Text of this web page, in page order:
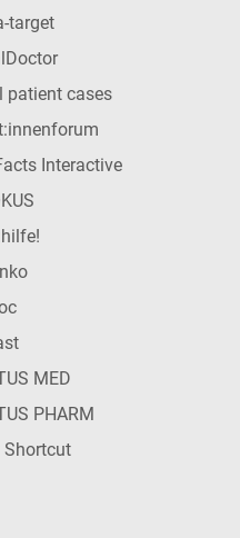
target
patient cases
Interactive
MED
PHARM
Shortcut